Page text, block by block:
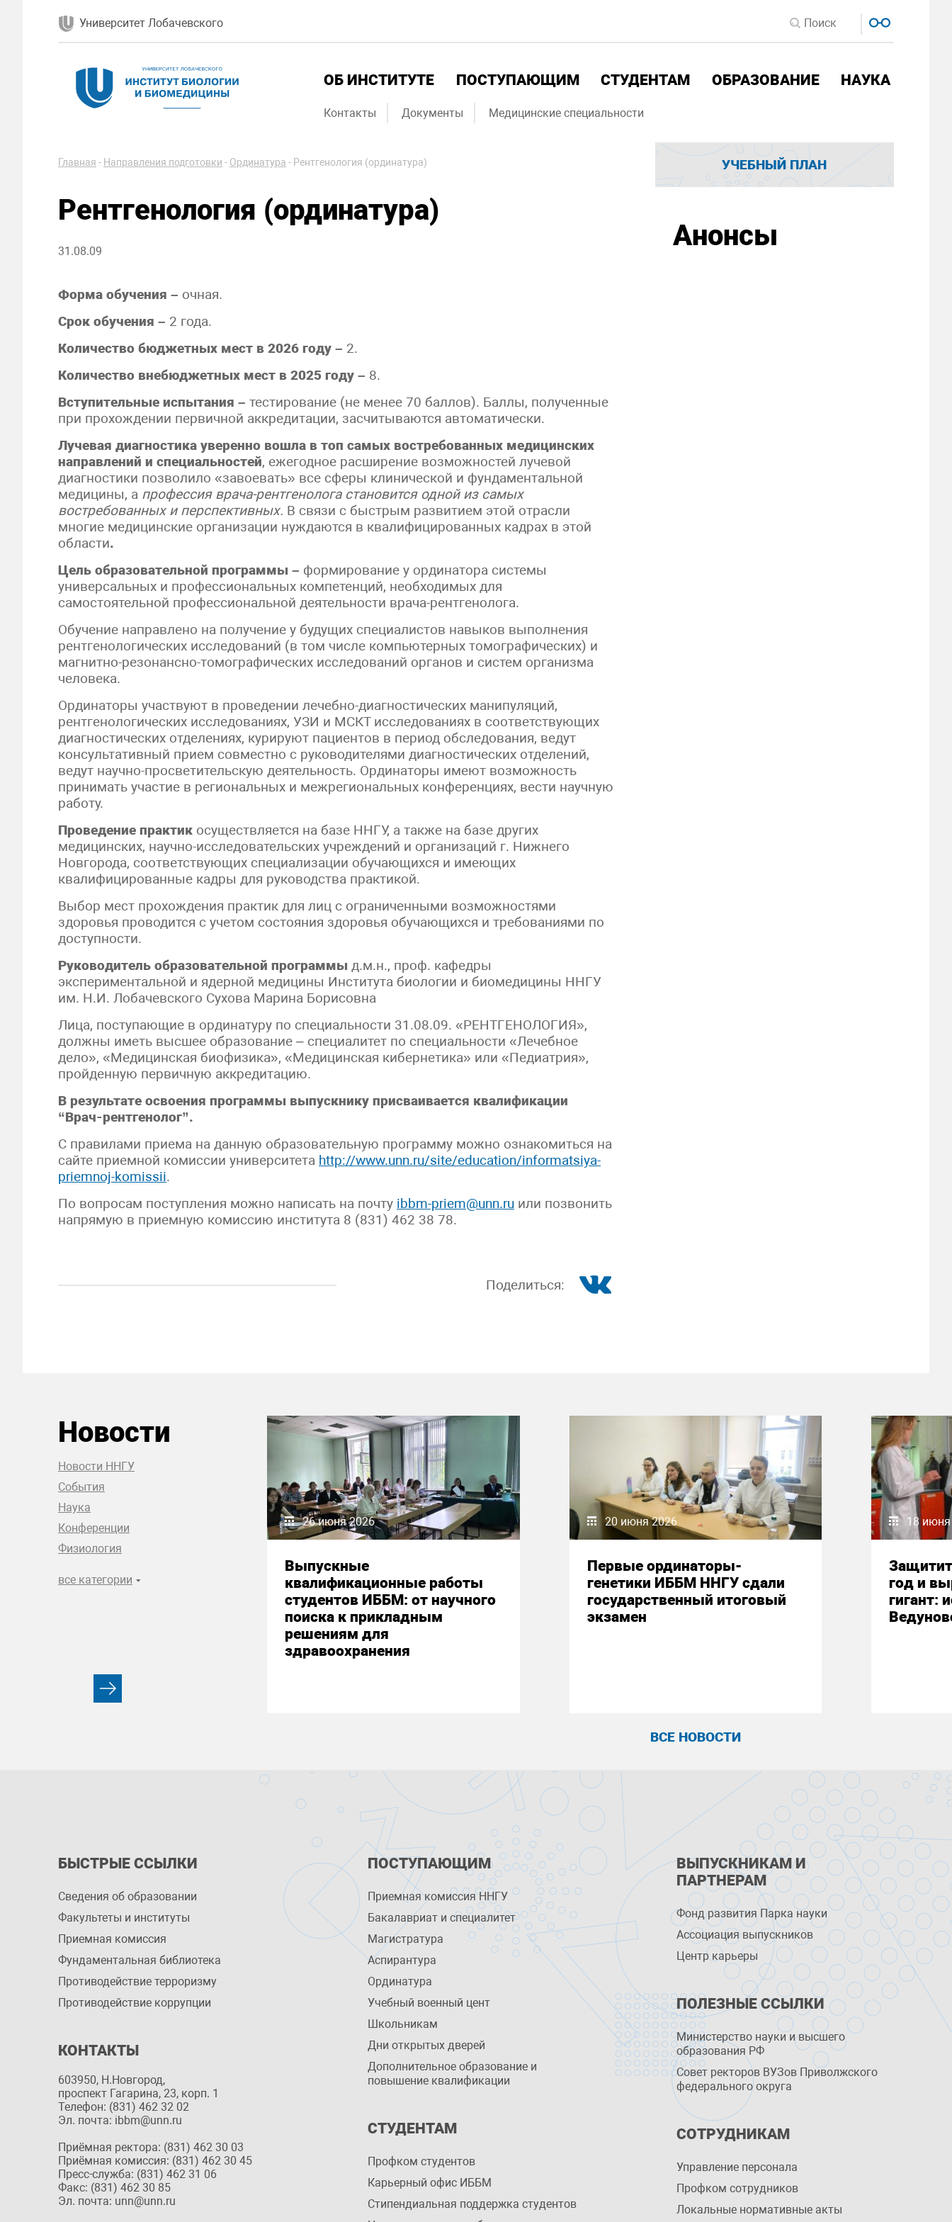
Университет Лобачевского
ОБ ИНСТИТУТЕ ПОСТУПАЮЩИМ СТУДЕНТАМ ОБРАЗОВАНИЕ НАУКА
Контакты Документы Медицинские специальности
Главная - Направления подготовки - Ординатура - Рентгенология (ординатура)
Рентгенология (ординатура)
31.08.09
Форма обучения – очная.
Срок обучения – 2 года.
Количество бюджетных мест в 2026 году – 2.
Количество внебюджетных мест в 2025 году – 8.
Вступительные испытания – тестирование (не менее 70 баллов). Баллы, полученные
при прохождении первичной аккредитации, засчитываются автоматически.
Лучевая диагностика уверенно вошла в топ самых востребованных медицинских
направлений и специальностей, ежегодное расширение возможностей лучевой
диагностики позволило «завоевать» все сферы клинической и фундаментальной
медицины, а профессия врача-рентгенолога становится одной из самых
востребованных и перспективных. В связи с быстрым развитием этой отрасли
многие медицинские организации нуждаются в квалифицированных кадрах в этой
области.
Цель образовательной программы – формирование у ординатора системы
универсальных и профессиональных компетенций, необходимых для
самостоятельной профессиональной деятельности врача-рентгенолога.
Обучение направлено на получение у будущих специалистов навыков выполнения
рентгенологических исследований (в том числе компьютерных томографических) и
магнитно-резонансно-томографических исследований органов и систем организма
человека.
Ординаторы участвуют в проведении лечебно-диагностических манипуляций,
рентгенологических исследованиях, УЗИ и МСКТ исследованиях в соответствующих
диагностических отделениях, курируют пациентов в период обследования, ведут
консультативный прием совместно с руководителями диагностических отделений,
ведут научно-просветительскую деятельность. Ординаторы имеют возможность
принимать участие в региональных и межрегиональных конференциях, вести научную
работу.
Проведение практик осуществляется на базе ННГУ, а также на базе других
медицинских, научно-исследовательских учреждений и организаций г. Нижнего
Новгорода, соответствующих специализации обучающихся и имеющих
квалифицированные кадры для руководства практикой.
Выбор мест прохождения практик для лиц с ограниченными возможностями
здоровья проводится с учетом состояния здоровья обучающихся и требованиями по
доступности.
Руководитель образовательной программы д.м.н., проф. кафедры
экспериментальной и ядерной медицины Института биологии и биомедицины ННГУ
им. Н.И. Лобачевского Сухова Марина Борисовна
Лица, поступающие в ординатуру по специальности 31.08.09. «РЕНТГЕНОЛОГИЯ»,
должны иметь высшее образование – специалитет по специальности «Лечебное
дело», «Медицинская биофизика», «Медицинская кибернетика» или «Педиатрия»,
пройденную первичную аккредитацию.
В результате освоения программы выпускнику присваивается квалификации
“Врач-рентгенолог”.
С правилами приема на данную образовательную программу можно ознакомиться на
сайте приемной комиссии университета http://www.unn.ru/site/education/informatsiya-
priemnoj-komissii.
По вопросам поступления можно написать на почту ibbm-priem@unn.ru или позвонить
напрямую в приемную комиссию института 8 (831) 462 38 78.
Поделиться:
УЧЕБНЫЙ ПЛАН
Анонсы
Новости
Новости ННГУ
События
Наука
Конференции
Физиология
все категории
26 июня 2026
Выпускные
квалификационные работы
студентов ИББМ: от научного
поиска к прикладным
решениям для
здравоохранения
20 июня 2026
Первые ординаторы-
генетики ИББМ ННГУ сдали
государственный итоговый
экзамен
18
год и
гигант:
ВСЕ НОВОСТИ
БЫСТРЫЕ ССЫЛКИ
Сведения об образовании
Факультеты и институты
Приемная комиссия
Фундаментальная библиотека
Противодействие терроризму
Противодействие коррупции
КОНТАКТЫ
603950, Н.Новгород,
проспект Гагарина, 23, корп. 1
Телефон: (831) 462 32 02
Эл. почта: ibbm@unn.ru
Приёмная ректора: (831) 462 30 03
Приёмная комиссия: (831) 462 30 45
Пресс-служба: (831) 462 31 06
Факс: (831) 462 30 85
Эл. почта: unn@unn.ru
ПОСТУПАЮЩИМ
Приемная комиссия ННГУ
Бакалавриат и специалитет
Магистратура
Аспирантура
Ординатура
Учебный военный цент
Школьникам
Дни открытых дверей
Дополнительное образование и
повышение квалификации
СТУДЕНТАМ
Профком студентов
Карьерный офис ИББМ
Стипендиальная поддержка студентов
ВЫПУСКНИКАМ И
ПАРТНЕРАМ
Фонд развития Парка науки
Ассоциация выпускников
Центр карьеры
ПОЛЕЗНЫЕ ССЫЛКИ
Министерство науки и высшего
образования РФ
Совет ректоров ВУЗов Приволжского
федерального округа
СОТРУДНИКАМ
Управление персоналa
Профком сотрудников
Локальные нормативные акты